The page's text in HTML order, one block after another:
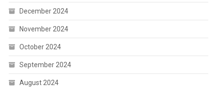
December 2024
November 2024
October 2024
September 2024
August 2024